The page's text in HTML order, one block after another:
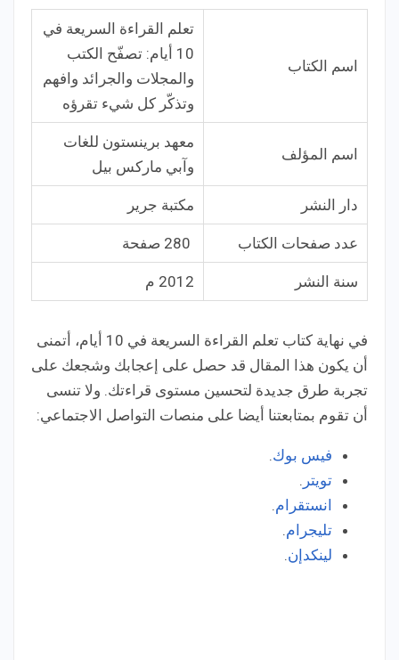
اسم الكتاب
تعلم القراءة السريعة في
10 أيام: تصفّح الكتب
والمجلات والجرائد وافهم
وتذكّر كل شيء تقرؤه
اسم المؤلف
معهد برينستون للغات
وآبي ماركس بيل
دار النشر مكتبة جرير
عدد صفحات الكتاب
سنة النشر 2012 م
في نهاية كتاب تعلم القراءة السريعة في 10 أيام، أتمنى
أن يكون هذا المقال قد حصل على إعجابك وشجعك على
تجربة طرق جديدة لتحسين مستوى قراءتك. ولا تنسى
أن تقوم بمتابعتنا أيضا على منصات التواصل الاجتماعي:
فيس بوك.
تويتر .
انستقرام.
تليجرام.
لينكدإن.